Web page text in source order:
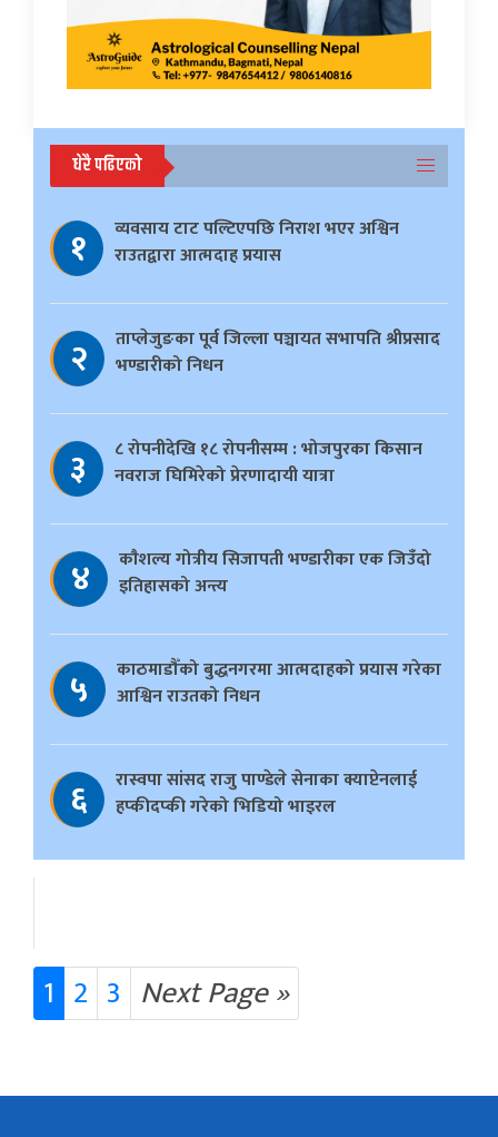
धेरै पढिएको
१
व्यवसाय टाट पल्टिएपछि निराश भएर अश्विन
राउतद्वारा आत्मदाह प्रयास
२
ताप्लेजुङका पूर्व जिल्ला पञ्चायत सभापति श्रीप्रसाद
भण्डारीको निधन
३
८ रोपनीदेखि १८ रोपनीसम्म : भोजपुरका किसान
नवराज घिमिरेको प्रेरणादायी यात्रा
४
काैशल्य गोत्रीय सिजापती भण्डारीका एक जिउँदो
इतिहासको अन्त्य
५
काठमाडौँको बुद्धनगरमा आत्मदाहको प्रयास गरेका
आश्विन राउतको निधन
६
रास्वपा सांसद राजु पाण्डेले सेनाका क्याप्टेनलाई
हप्कीदप्की गरेको भिडियो भाइरल
1 2 3 Next Page »